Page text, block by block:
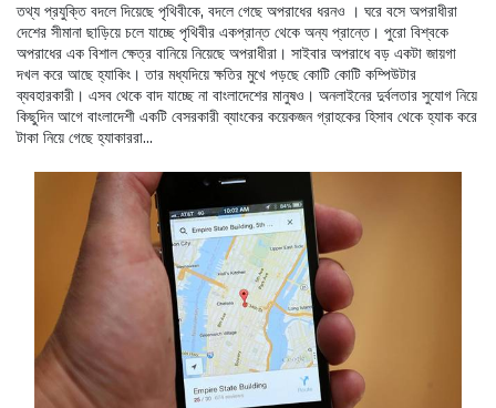
তথ্য প্রযুক্তি বদলে দিয়েছে পৃথিবীকে, বদলে গেছে অপরাধের ধরনও । ঘরে বসে অপরাধীরা
দেশের সীমানা ছাড়িয়ে চলে যাচ্ছে পৃথিবীর একপ্রান্ত থেকে অন্য প্রান্তে। পুরো বিশ্বকে
অপরাধের এক বিশাল ক্ষেত্র বানিয়ে নিয়েছে অপরাধীরা। সাইবার অপরাধে বড় একটা জায়গা
দখল করে আছে হ্যাকিং। তার মধ্যদিয়ে ক্ষতির মুখে পড়ছে কোটি কোটি কম্পিউটার
ব্যবহারকারী। এসব থেকে বাদ যাচ্ছে না বাংলাদেশের মানুষও। অনলাইনের দুর্বলতার সুযোগ নিয়ে
কিছুদিন আগে বাংলাদেশী একটি বেসরকারী ব্যাংকের কয়েকজন গ্রাহকের হিসাব থেকে হ্যাক করে
টাকা নিয়ে গেছে হ্যাকাররা...